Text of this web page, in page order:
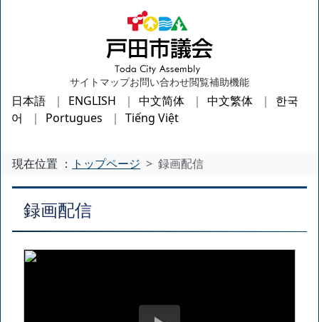
サイトマップお問い合わせ閲覧補助機能
日本語 ENGLISH 中文简体 中文繁体
한국
어
Portugues Tiếng Việt
現在位置 ： トップページ 録画配信
録画配信